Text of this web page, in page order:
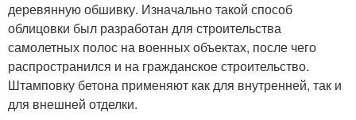
деревянную обшивку. Изначально такой способ
облицовки был разработан для строительства
самолетных полос на военных объектах, после чего
распространился и на гражданское строительство.
Штамповку бетона применяют как для внутренней, так и
для внешней отделки.